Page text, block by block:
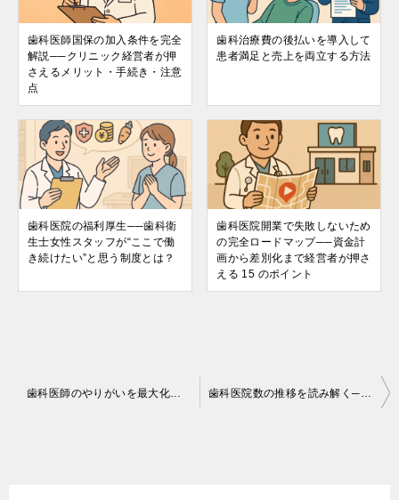
歯科医師国保の加入条件を完全
解説──クリニック経営者が押
さえるメリット・手続き・注意
点
歯科治療費の後払いを導入して
患者満足と売上を両立する方法
歯科医院の福利厚生──歯科衛
生士女性スタッフが“ここで働
き続けたい”と思う制度とは？
歯科医院開業で失敗しないため
の完全ロードマップ──資金計
画から差別化まで経営者が押さ
える 15 のポイント
歯科医師のやりがいを最大化するクリニック経営──動機づけ・キャリア設計・組織マネジメント 歯科医院数の推移を読み解く──経営判断に活かす最新データと将来予測